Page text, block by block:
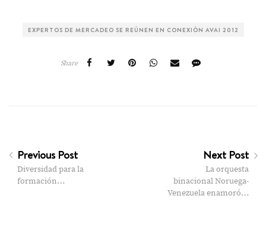
EXPERTOS DE MERCADEO SE REÚNEN EN CONEXIÓN AVAI 2012
Share
Previous Post
Diversidad para la
formación…
Next Post
La orquesta
binacional Noruega-
Venezuela enamoró…